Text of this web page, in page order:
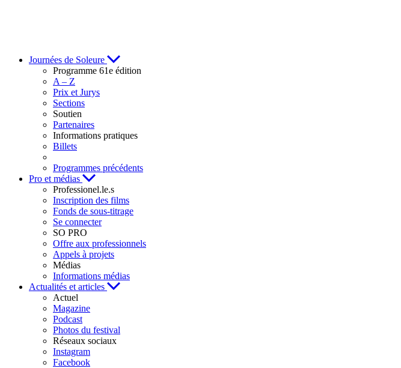
Journées de Soleure
Programme 61e édition
A – Z
Prix et Jurys
Sections
Soutien
Partenaires
Informations pratiques
Billets
Programmes précédents
Pro et médias
Professionel.le.s
Inscription des films
Fonds de sous-titrage
Se connecter
SO PRO
Offre aux professionnels
Appels à projets
Médias
Informations médias
Actualités et articles
Actuel
Magazine
Podcast
Photos du festival
Réseaux sociaux
Instagram
Facebook